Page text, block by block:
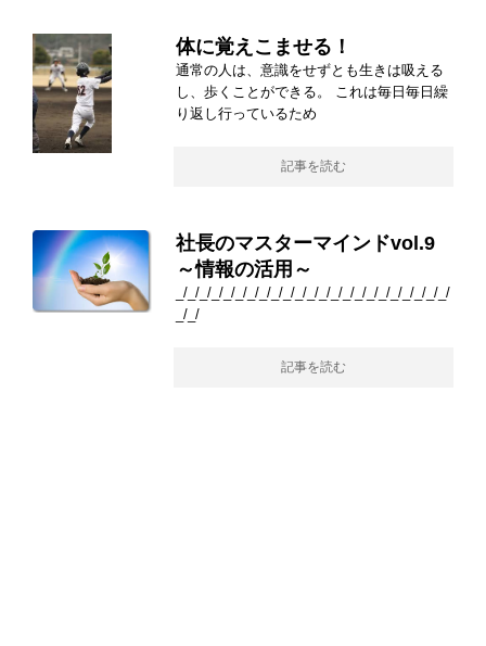
体に覚えこませる！
通常の人は、意識をせずとも生きは吸える
し、歩くことができる。 これは毎日毎日繰
り返し行っているため
記事を読む
社長のマスターマインドvol.9
～情報の活用～
_/_/_/_/_/_/_/_/_/_/_/_/_/_/_/_/_/_/_/_/_/_/_/
_/_/
記事を読む